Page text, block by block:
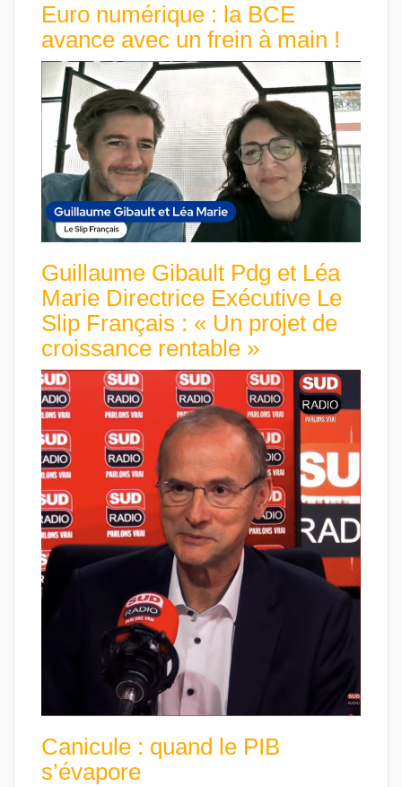
Euro numérique : la BCE
avance avec un frein à main !
Guillaume Gibault Pdg et Léa
Marie Directrice Exécutive Le
Slip Français : « Un projet de
croissance rentable »
Canicule : quand le PIB
s’évapore